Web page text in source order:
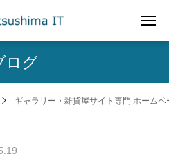
ログ
ギャラリー・雑貨屋サイト専門 ホーム